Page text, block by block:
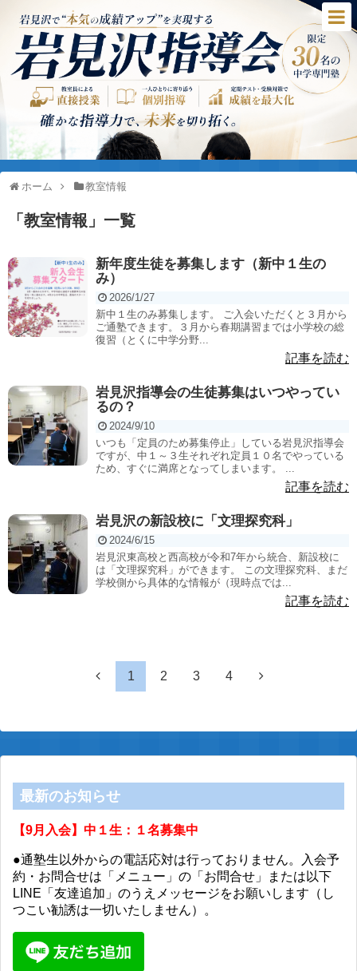
ホーム 教室情報
「 教室情報 」 一覧
新年度生徒を募集します（新中１生の
み）
2026/1/27
新中１生のみ募集します。 ご入会いただくと３月から
ご通塾できます。３月から春期講習までは小学校の総
復習（とくに中学分野...
記事を読む
岩見沢指導会の生徒募集はいつやってい
るの？
2024/9/10
いつも「定員のため募集停止」している岩見沢指導会
ですが、中１～３生それぞれ定員１０名でやっている
ため、すぐに満席となってしまいます。 ...
記事を読む
岩見沢の新設校に「文理探究科」
2024/6/15
岩見沢東高校と西高校が令和7年から統合、新設校に
は「文理探究科」ができます。 この文理探究科、まだ
学校側から具体的な情報が（現時点では...
記事を読む
1 2 3 4
最新のお知らせ
【9月入会】中１生：１名募集中
●通塾生以外からの電話応対は行っておりません。入会予
約・お問合せは「メニュー」の「お問合せ」または以下
LINE「友達追加」のうえメッセージをお願いします（し
つこい勧誘は一切いたしません）。